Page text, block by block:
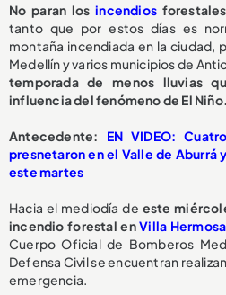
No paran losincendios
tanto que por estos días es
montaña incendiada en la ciudad,
Medellín y varios municipios de
temporada de menos lluvias
influencia del fenómeno de El Niño.
Antecedente: EN VIDEO:
presnetaron en el Valle de Aburrá
este martes
Hacia el mediodía de este
incendio forestal enVilla Hermosa
Cuerpo Oficial de Bomberos
Defensa Civil se encuentran
emergencia.